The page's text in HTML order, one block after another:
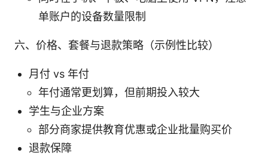
单账户的设备数量限制
六、价格、套餐与退款策略（示例性比较）
月付 vs 年付
年付通常更划算，但前期投入较大
学生与企业方案
部分商家提供教育优惠或企业批量购买价
退款保障